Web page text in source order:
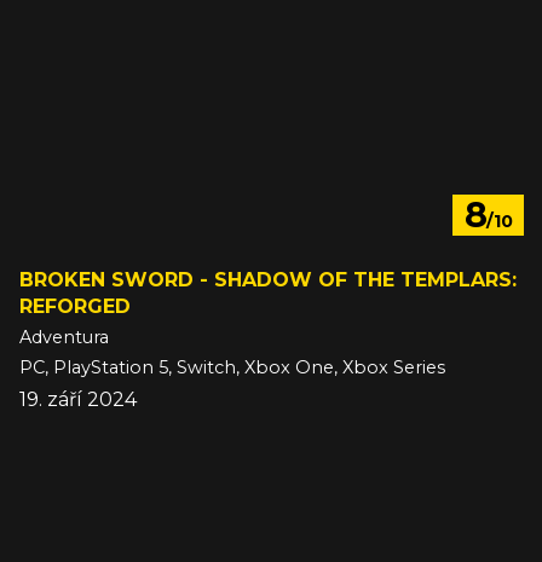
8/10
BROKEN SWORD - SHADOW OF THE TEMPLARS:
REFORGED
Adventura
PC, PlayStation 5, Switch, Xbox One, Xbox Series
19. září 2024